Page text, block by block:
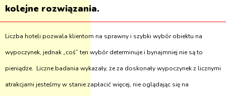
kolejne rozwiązania.
Liczba hoteli pozwala klientom na sprawny i szybki wybór obiektu na
wypoczynek, jednak „coś” ten wybór determinuje i bynajmniej nie są to
pieniądze. Liczne badania wykazały, że za doskonały wypoczynek z licznymi
atrakcjami jesteśmy w stanie zapłacić więcej, nie oglądając się na